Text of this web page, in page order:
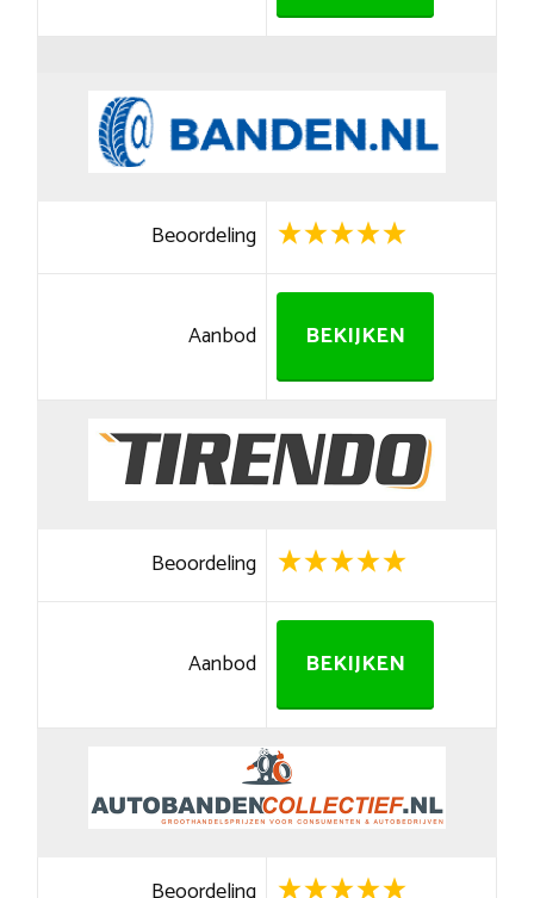
Beoordeling
Aanbod BEKIJKEN
Beoordeling
Aanbod BEKIJKEN